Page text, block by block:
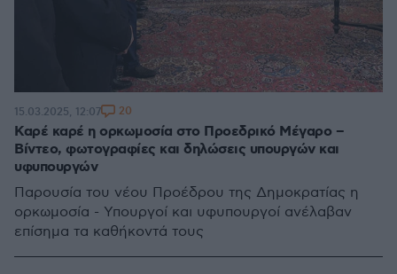
Καρέ καρέ η ορκωμοσία στο Προεδρικό Μέγαρο –
Βίντεο, φωτογραφίες και δηλώσεις υπουργών και
υφυπουργών
Παρουσία του νέου Προέδρου της Δημοκρατίας η
ορκωμοσία - Υπουργοί και υφυπουργοί ανέλαβαν
επίσημα τα καθήκοντά τους
15.03.2025, 12:07 20